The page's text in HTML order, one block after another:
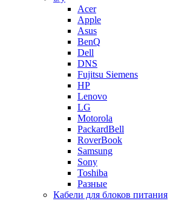
Acer
Apple
Asus
BenQ
Dell
DNS
Fujitsu Siemens
HP
Lenovo
LG
Motorola
PackardBell
RoverBook
Samsung
Sony
Toshiba
Разные
Кабели для блоков питания